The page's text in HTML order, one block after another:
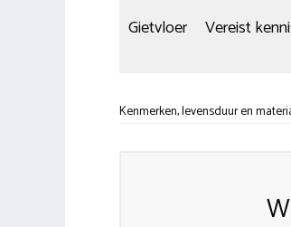
Gietvloer Vereist
Kenmerken, levensduur en